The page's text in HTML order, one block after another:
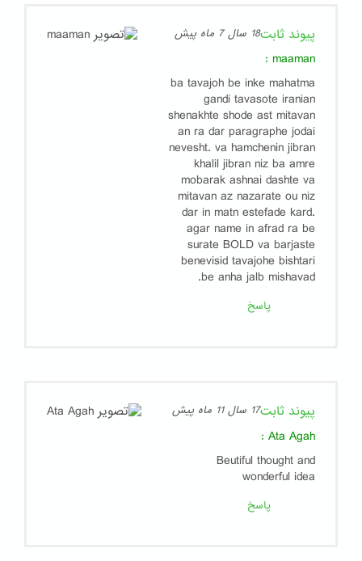
پیوند ثابت18 سال 7 ماه پیش
maaman
:
ba tavajoh be inke mahatma
gandi tavasote iranian
shenakhte shode ast mitavan
an ra dar paragraphe jodai
nevesht. va hamchenin jibran
khalil jibran niz ba amre
mobarak ashnai dashte va
mitavan az nazarate ou niz
dar in matn estefade kard.
agar name in afrad ra be
surate BOLD va barjaste
benevisid tavajohe bishtari
be anha jalb mishavad.
پاسخ
پیوند ثابت17 سال 11 ماه پیش
Ata Agah
:
Beutiful thought and
wonderful idea
پاسخ